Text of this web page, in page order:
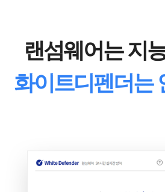
랜섬웨어는 지
화이트디펜더는